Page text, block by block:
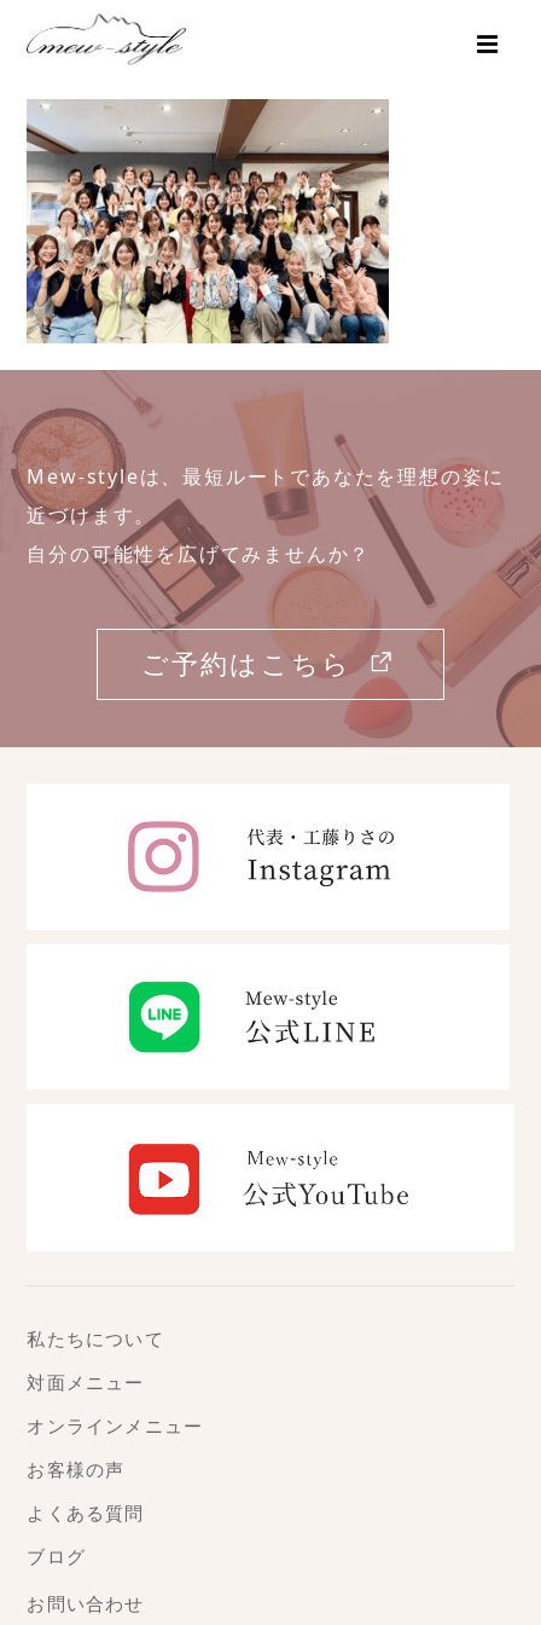
Mew-styleは、最短ルートであなたを理想の姿に
近づけます。
自分の可能性を広げてみませんか？
ご予約はこちら
私たちについて
対面メニュー
オンラインメニュー
お客様の声
よくある質問
ブログ
お問い合わせ